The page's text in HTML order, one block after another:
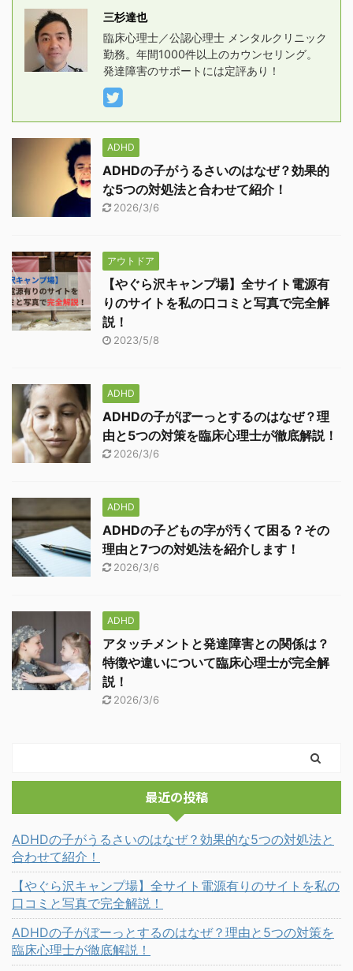
三杉達也
臨床心理士／公認心理士 メンタルクリニック
勤務。年間1000件以上のカウンセリング。
発達障害のサポートには定評あり！
ADHD
ADHDの子がうるさいのはなぜ？効果的
な5つの対処法と合わせて紹介！
2026/3/6
アウトドア
【やぐら沢キャンプ場】全サイト電源有
りのサイトを私の口コミと写真で完全解
説！
2023/5/8
ADHD
ADHDの子がぼーっとするのはなぜ？理
由と5つの対策を臨床心理士が徹底解説！
2026/3/6
ADHD
ADHDの子どもの字が汚くて困る？その
理由と7つの対処法を紹介します！
2026/3/6
ADHD
アタッチメントと発達障害との関係は？
特徴や違いについて臨床心理士が完全解
説！
2026/3/6
最近の投稿
ADHDの子がうるさいのはなぜ？効果的な5つの対処法と
合わせて紹介！
【やぐら沢キャンプ場】全サイト電源有りのサイトを私の
口コミと写真で完全解説！
ADHDの子がぼーっとするのはなぜ？理由と5つの対策を
臨床心理士が徹底解説！